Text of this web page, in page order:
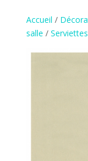
Accueil /
salle / Serviettes